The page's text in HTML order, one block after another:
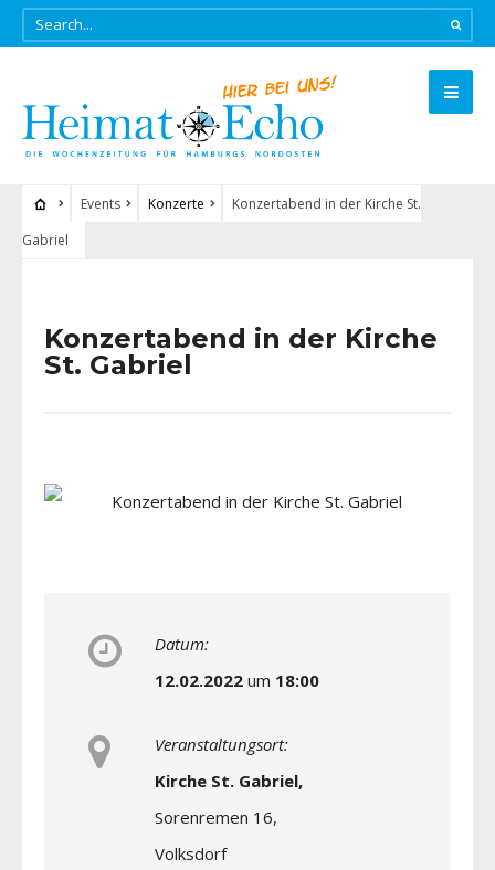
Events Konzerte
Konzertabend in der Kirche St.
Gabriel
Konzertabend in der Kirche
St. Gabriel
Datum:
12.02.2022 um 18:00
Veranstaltungsort:
Kirche St. Gabriel,
Sorenremen 16,
Volksdorf